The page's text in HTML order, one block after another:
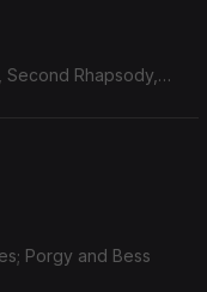
Second Rhapsody,
Porgy and Bess